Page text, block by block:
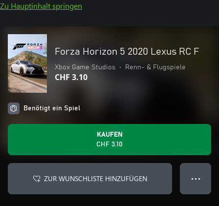
Zu Hauptinhalt springen
Forza Horizon 5 2020 Lexus RC F
Xbox Game Studios • Renn- & Flugspiele
CHF 3.10
Benötigt ein Spiel
KAUFEN
CHF 3.10
ZUR WUNSCHLISTE HINZUFÜGEN ● ● ●